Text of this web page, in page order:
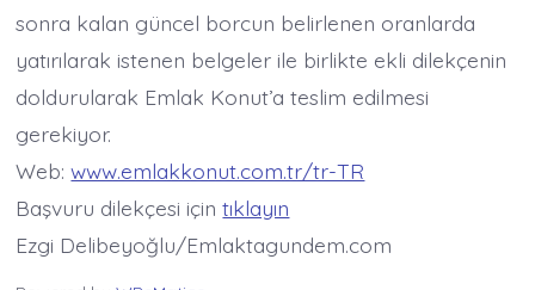
sonra kalan güncel borcun belirlenen oranlarda
yatırılarak istenen belgeler ile birlikte ekli dilekçenin
doldurularak Emlak Konut’a teslim edilmesi
gerekiyor.
Web:www.emlakkonut.com.tr/tr-TR
Başvuru dilekçesi içintıklayın
Ezgi Delibeyoğlu/Emlaktagundem.com